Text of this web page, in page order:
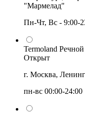
"Мармелад"
Пн-Чт, Вс - 9:00-
Termoland Речной
Открыт
г. Москва,
пн-вс 00:00-24:00